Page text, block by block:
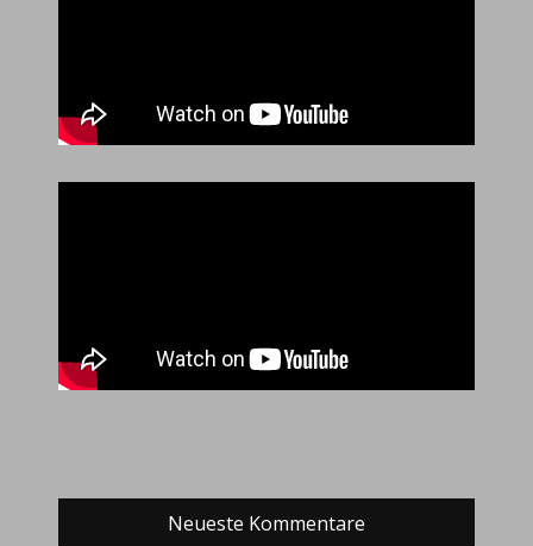
Neueste Kommentare